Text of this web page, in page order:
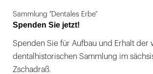
Sammlung "Dentales Erbe"
Spenden Sie jetzt!
Spenden Sie für Aufbau und Erhalt der
dentalhistorischen Sammlung im
Zschadraß.